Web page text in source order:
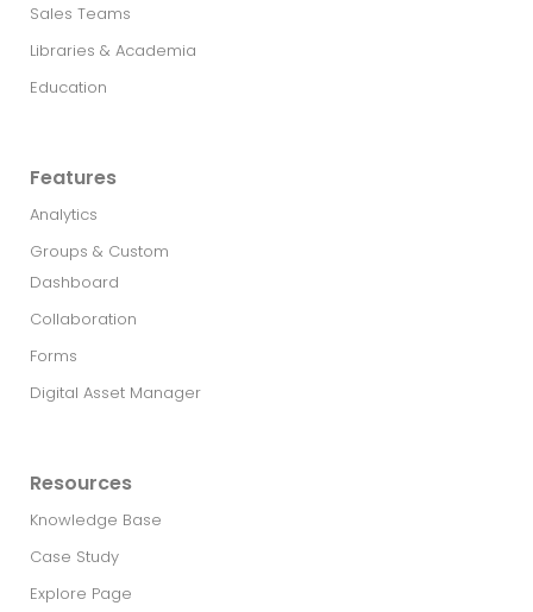
Sales Teams
Libraries & Academia
Education
Features
Analytics
Groups & Custom
Dashboard
Collaboration
Forms
Digital Asset Manager
Resources
Knowledge Base
Case Study
Explore Page